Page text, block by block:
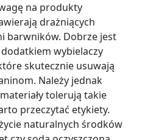
na produkty
drażniących
barwników. Dobrze jest
wybielaczy
skutecznie usuwają
Należy jednak
tolerują takie
przeczytać etykiety.
naturalnych środków